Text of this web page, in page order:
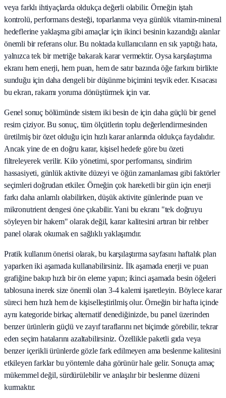
veya farklı ihtiyaçlarda oldukça değerli olabilir. Örneğin iştah
kontrolü, performans desteği, toparlanma veya günlük vitamin-mineral
hedeflerine yaklaşma gibi amaçlar için ikinci besinin kazandığı alanlar
önemli bir referans olur. Bu noktada kullanıcıların en sık yaptığı hata,
yalnızca tek bir metriğe bakarak karar vermektir. Oysa karşılaştırma
ekranı hem enerji, hem puan, hem de satır bazında öğe farkını birlikte
sunduğu için daha dengeli bir düşünme biçimini teşvik eder. Kısacası
bu ekran, rakamı yoruma dönüştürmek için var.
Genel sonuç bölümünde sistem iki besin de için daha güçlü bir genel
resim çiziyor. Bu sonuç, tüm ölçütlerin toplu değerlendirmesinden
üretilmiş bir özet olduğu için hızlı karar anlarında oldukça faydalıdır.
Ancak yine de en doğru karar, kişisel hedefe göre bu özeti
filtreleyerek verilir. Kilo yönetimi, spor performansı, sindirim
hassasiyeti, günlük aktivite düzeyi ve öğün zamanlaması gibi faktörler
seçimleri doğrudan etkiler. Örneğin çok hareketli bir gün için enerji
farkı daha anlamlı olabilirken, düşük aktivite günlerinde puan ve
mikronutrient dengesi öne çıkabilir. Yani bu ekranı "tek doğruyu
söyleyen bir hakem" olarak değil, karar kalitesini artıran bir rehber
panel olarak okumak en sağlıklı yaklaşımdır.
Pratik kullanım önerisi olarak, bu karşılaştırma sayfasını haftalık plan
yaparken iki aşamada kullanabilirsiniz. İlk aşamada enerji ve puan
grafiğine bakıp hızlı bir ön eleme yapın; ikinci aşamada besin öğeleri
tablosuna inerek size önemli olan 3-4 kalemi işaretleyin. Böylece karar
süreci hem hızlı hem de kişiselleştirilmiş olur. Örneğin bir hafta içinde
aynı kategoride birkaç alternatif denediğinizde, bu panel üzerinden
benzer ürünlerin güçlü ve zayıf taraflarını net biçimde görebilir, tekrar
eden seçim hatalarını azaltabilirsiniz. Özellikle paketli gıda veya
benzer içerikli ürünlerde gözle fark edilmeyen ama beslenme kalitesini
etkileyen farklar bu yöntemle daha görünür hale gelir. Sonuçta amaç
mükemmel değil, sürdürülebilir ve anlaşılır bir beslenme düzeni
kurmaktır.